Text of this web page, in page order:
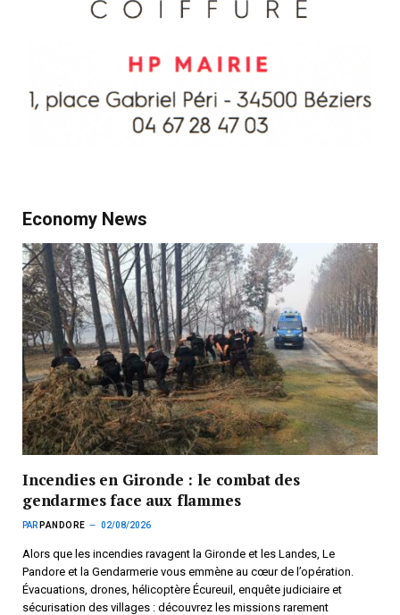
Economy News
Incendies en Gironde : le combat des
gendarmes face aux flammes
PAR PANDORE 02/08/2026
Alors que les incendies ravagent la Gironde et les Landes, Le
Pandore et la Gendarmerie vous emmène au cœur de l’opération.
Évacuations, drones, hélicoptère Écureuil, enquête judiciaire et
sécurisation des villages : découvrez les missions rarement